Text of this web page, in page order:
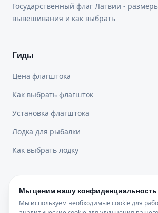
Государственный флаг Латвии -
вывешивания и как выбрать
Гиды
Цена флагштока
Как выбрать флагшток
Установка флагштока
Лодка для рыбалки
Как выбрать лодку
Юридическая информация
Политика конфиденциальности
Мы ценим вашу конфиденциальность
Мы используем необходимые cookie для